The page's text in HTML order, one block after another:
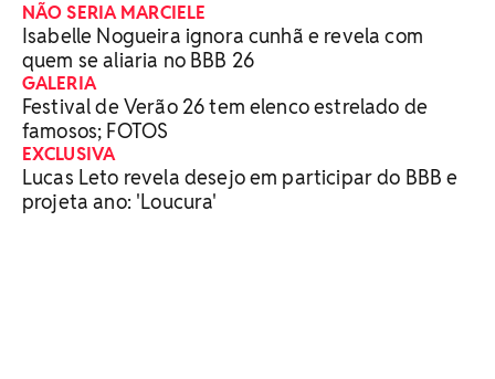
NÃO SERIA MARCIELE
Isabelle Nogueira ignora cunhã e revela com
quem se aliaria no BBB 26
GALERIA
Festival de Verão 26 tem elenco estrelado de
famosos; FOTOS
EXCLUSIVA
Lucas Leto revela desejo em participar do BBB e
projeta ano: 'Loucura'